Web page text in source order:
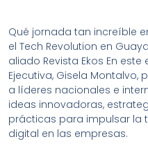
Qué jornada tan increíble
el Tech Revolution en
aliado Revista Ekos En
Ejecutiva, Gisela
a líderes nacionales e
ideas innovadoras,
prácticas para impulsar la
digital en las empresas.